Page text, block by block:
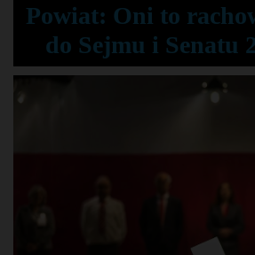
Powiat: Oni to
do Sejmu i Senatu